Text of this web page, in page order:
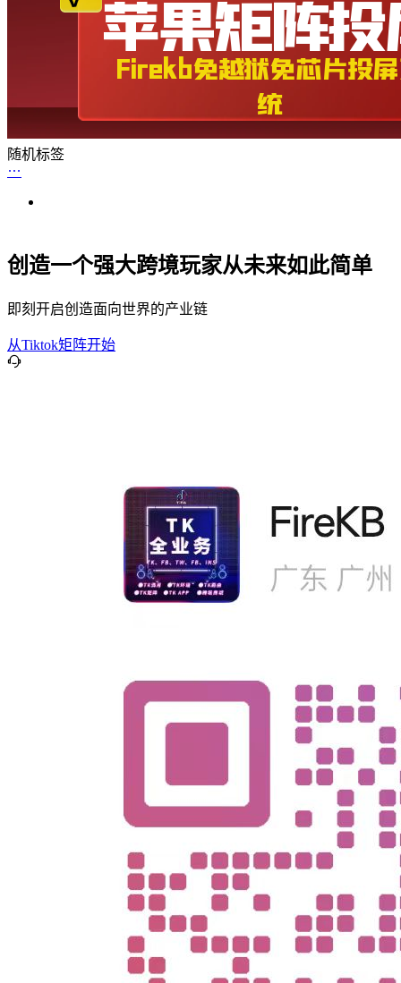
随机标签
创造一个强大跨境玩家从未来如此简单
即刻开启创造面向世界的产业链
从Tiktok矩阵开始